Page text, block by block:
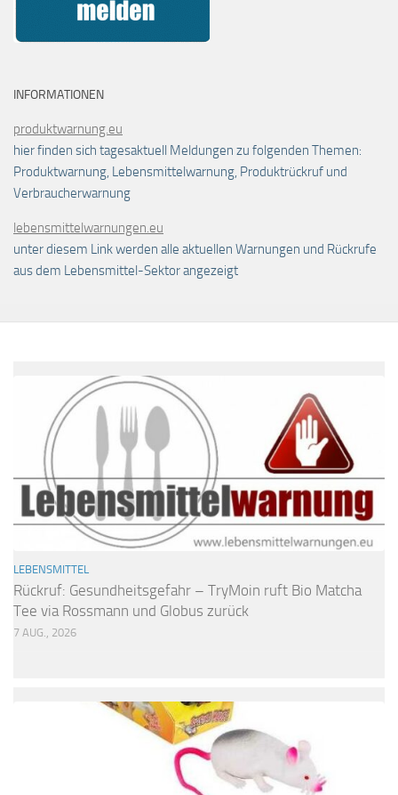
INFORMATIONEN
produktwarnung.eu
hier finden sich tagesaktuell Meldungen zu folgenden Themen:
Produktwarnung, Lebensmittelwarnung, Produktrückruf und
Verbraucherwarnung
lebensmittelwarnungen.eu
unter diesem Link werden alle aktuellen Warnungen und Rückrufe
aus dem Lebensmittel-Sektor angezeigt
LEBENSMITTEL
Rückruf: Gesundheitsgefahr – TryMoin ruft Bio Matcha
Tee via Rossmann und Globus zurück
7 AUG., 2026